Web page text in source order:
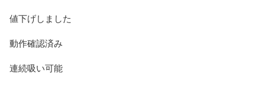
値下げしました
動作確認済み
連続吸い可能